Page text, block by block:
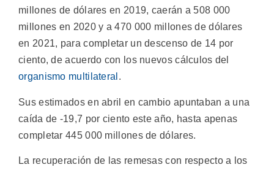
millones de dólares en 2019, caerán a 508 000
millones en 2020 y a 470 000 millones de dólares
en 2021, para completar un descenso de 14 por
ciento, de acuerdo con los nuevos cálculos del
organismo multilateral .
Sus estimados en abril en cambio apuntaban a una
caída de -19,7 por ciento este año, hasta apenas
completar 445 000 millones de dólares.
La recuperación de las remesas con respecto a los